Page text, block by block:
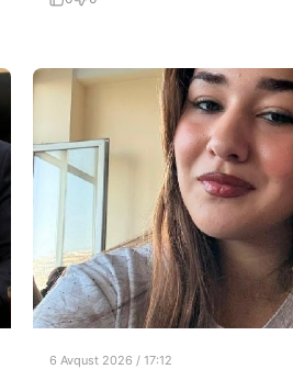
6 Avqust 2026 / 17:12